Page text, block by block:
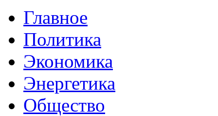
Главное
Политика
Экономика
Энергетика
Общество